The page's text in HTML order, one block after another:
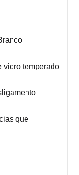
vidro temperado
que